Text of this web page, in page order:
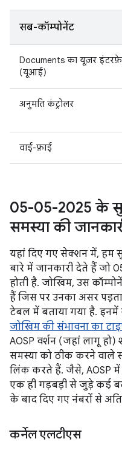
सब-कॉम्पोनेंट
Documents का यूज़र
(यूआई)
अनुमति कंट्रोलर
वाई-फ़ाई
05-05-2025 के
समस्या की
यहां दिए गए सेक्शन में, हम
बारे में जानकारी देते हैं जो
होती है. जोखिम, उस
हैं जिस पर उनका असर
टेबल में बताया गया है.
जोखिम की संभावना का
AOSP वर्शन (जहां लागू
समस्या को ठीक करने वाले
लिंक करते हैं. जैसे, AOSP
एक ही गड़बड़ी से जुड़े कई
के बाद दिए गए नंबरों से
कर्नेल एलटीएस